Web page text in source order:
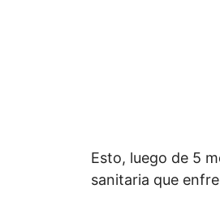
Esto, luego de 5
sanitaria que